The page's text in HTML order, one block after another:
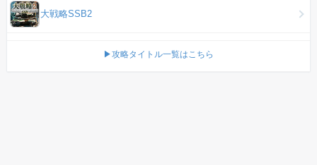
大戦略SSB2
▶攻略タイトル一覧はこちら